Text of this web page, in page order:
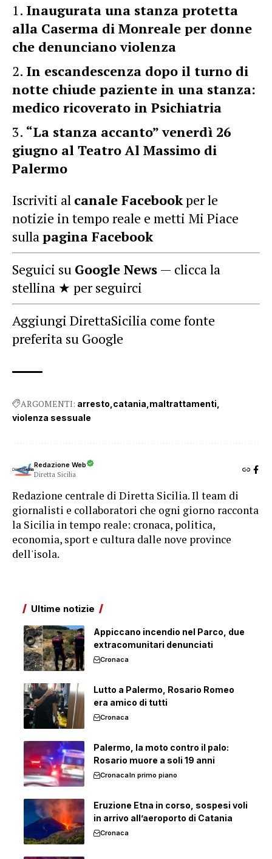
Inaugurata una stanza protetta
alla Caserma di Monreale per donne
che denunciano violenza
In escandescenza dopo il turno di
notte chiude paziente in una stanza:
medico ricoverato in Psichiatria
“La stanza accanto” venerdì 26
giugno al Teatro Al Massimo di
Palermo
Iscriviti al canale Facebookper le
notizie in tempo reale e metti Mi Piace
sullapagina Facebook
Seguici su Google News — clicca la
stellina ★ per seguirci
Aggiungi DirettaSicilia come fonte
preferita su Google
ARGOMENTI: arresto catania maltrattamenti
violenza sessuale
Redazione Web
Diretta Sicilia
Redazione centrale di Diretta Sicilia. Il team di
giornalisti e collaboratori che ogni giorno racconta
la Sicilia in tempo reale: cronaca, politica,
economia, sport e cultura dalle nove province
dell'isola.
Ultime notizie
Appiccano incendio nel Parco, due
extracomunitari denunciati
Cronaca
Lutto a Palermo, Rosario Romeo
era amico di tutti
Cronaca
Palermo, la moto contro il palo:
Rosario muore a soli 19 anni
CronacaIn primo piano
Eruzione Etna in corso, sospesi voli
in arrivo all’aeroporto di Catania
Cronaca